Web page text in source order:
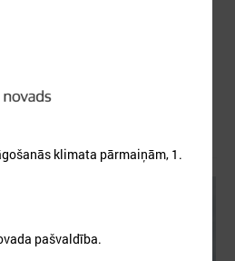
klimata pārmaiņām
Latviju klāja ar biezām sniega
šogad atnācis ļoti strauji. Straujais
mosties ātrāk nekā prognozēts, un
klimata pārmaiņām, 1.
pašvaldība.